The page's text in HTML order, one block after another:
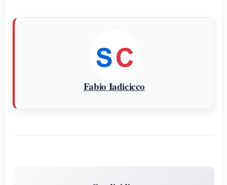
Fabio Iadicicco